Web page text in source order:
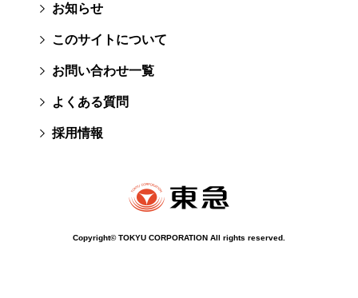
お知らせ
このサイトについて
お問い合わせ一覧
よくある質問
採用情報
Copyright© TOKYU CORPORATION All rights reserved.